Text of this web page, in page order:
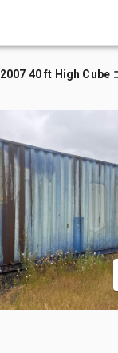
2007 40 ft High Cube